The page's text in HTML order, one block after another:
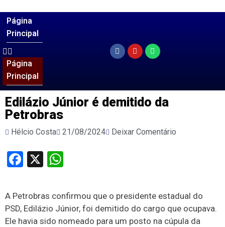
Página
Principal
Página
Principal
Edilázio Júnior é demitido da
Petrobras
Hélcio Costa 21/08/2024 Deixar Comentário
Facebook
X
A Petrobras confirmou que o presidente estadual do
PSD, Edilázio Júnior, foi demitido do cargo que ocupava.
Ele havia sido nomeado para um posto na cúpula da